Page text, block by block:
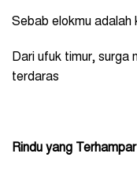
Sebab elokmu adalah
Dari ufuk timur,
terdaras
Rindu yang